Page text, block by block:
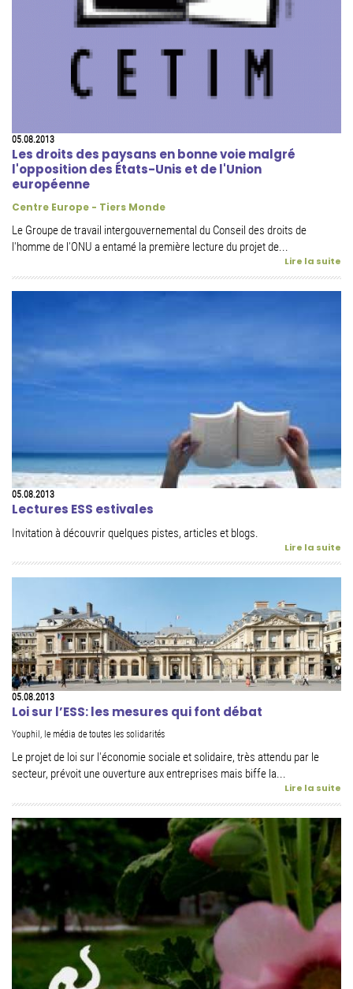
05.08.2013
Les droits des paysans en bonne voie malgré
l'opposition des États-Unis et de l'Union
européenne
Centre Europe - Tiers Monde
Le Groupe de travail intergouvernemental du Conseil des droits de
l'homme de l'ONU a entamé la première lecture du projet de...
Lire la suite
05.08.2013
Lectures ESS estivales
Invitation à découvrir quelques pistes, articles et blogs.
Lire la suite
05.08.2013
Loi sur l’ESS: les mesures qui font débat
Youphil, le média de toutes les solidarités
Le projet de loi sur l'économie sociale et solidaire, très attendu par le
secteur, prévoit une ouverture aux entreprises mais biffe la...
Lire la suite